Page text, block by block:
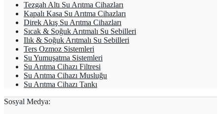
Tezgah Altı Su Arıtma Cihazları
Kapalı Kasa Su Arıtma Cihazları
Direk Akış Su Arıtma Cihazları
Sıcak & Soğuk Arıtmalı Su Sebilleri
Ilık & Soğuk Arıtmalı Su Sebilleri
Ters Ozmoz Sistemleri
Su Yumuşatma Sistemleri
Su Arıtma Cihazı Filtresi
Su Arıtma Cihazı Musluğu
Su Arıtma Cihazı Tankı
Sosyal Medya: